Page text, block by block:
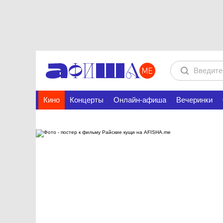
Кино Концерты Онлайн-афиша Вечеринки